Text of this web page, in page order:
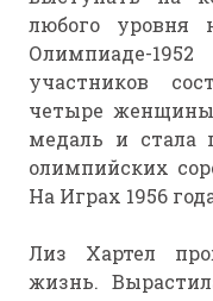
любого уровня
Олимпиаде-
участников
четыре
медаль и стала
олимпийских
На Играх 1956
Лиз Хартел
жизнь.